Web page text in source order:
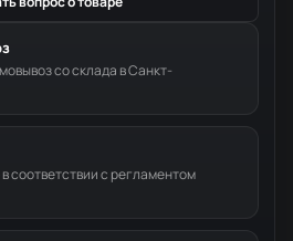
со склада в Санкт-
соответствии с регламентом